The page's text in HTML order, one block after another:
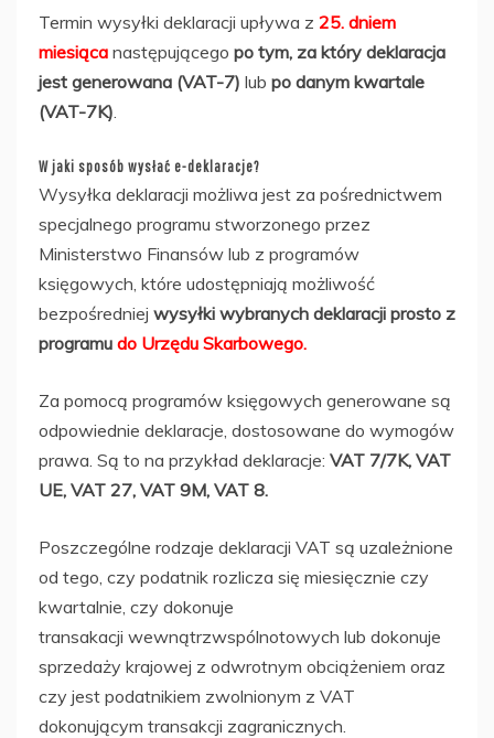
Termin wysyłki deklaracji upływa z 25. dniem
miesiąca następującego po tym, za który deklaracja
jest generowana (VAT-7) lub po danym kwartale
(VAT-7K)
W jaki sposób wysłać e-deklaracje?
Wysyłka deklaracji możliwa jest za pośrednictwem
specjalnego programu stworzonego przez
Ministerstwo Finansów lub z programów
księgowych, które udostępniają możliwość
bezpośredniej wysyłki wybranych deklaracji prosto z
programu do Urzędu Skarbowego.
Za pomocą programów księgowych generowane są
odpowiednie deklaracje, dostosowane do wymogów
prawa. Są to na przykład deklaracje: VAT 7/7K, VAT
UE, VAT 27, VAT 9M, VAT 8.
Poszczególne rodzaje deklaracji VAT są uzależnione
od tego, czy podatnik rozlicza się miesięcznie czy
kwartalnie, czy dokonuje
transakacji wewnątrzwspólnotowych lub dokonuje
sprzedaży krajowej z odwrotnym obciążeniem oraz
czy jest podatnikiem zwolnionym z VAT
dokonującym transakcji zagranicznych.